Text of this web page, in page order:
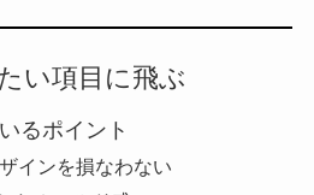
い項目に飛ぶ
るポイント
インを損なわない